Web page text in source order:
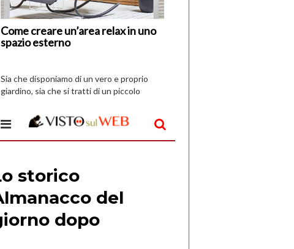
Come creare un’area relax in uno
spazio esterno
Sia che disponiamo di un vero e proprio
giardino, sia che si tratti di un piccolo